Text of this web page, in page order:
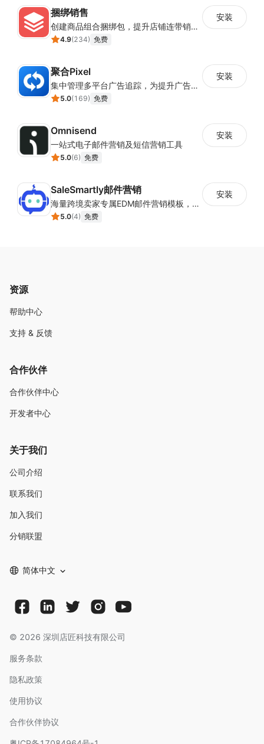
数据看板实时追踪进度与指标，支持单视频及链路追踪，支
持爆款监控与站内外预警
四、团队运维
人效管理，各大账号进度查看
管理看板团队视角高效监察人效数据，可查看各子账号沟
通、寄样、视频、追链4大维度的17项数据，生成员工月
成数据、以及周期性的工作成果，直观反映个人业务拓展节
奏与成果积累
五、企业资产
红人档案，数字资产沉淀
红人CRM-收藏夹提供列表式管理及分区统筹功能，红人档
案支持单个/批量/计划导入红人信息，可上传附件、自定义
红人营销专业团队9年经验赋能，从初期培训到未来规划全
程陪跑；9国TAP官方认证，累计合作客户GMV破百万
捆绑销售
创建商品组合捆绑包，提升店铺连带销售率
4.9(234) 免费
安装
聚合Pixel
集中管理多平台广告追踪，为提升广告ROAS与转化率提供数据基础
5.0(169) 免费
安装
Omnisend
一站式电子邮件营销及短信营销工具
5.0(6) 免费
安装
SaleSmartly邮件营销
海量跨境卖家专属EDM邮件营销模板，从邮件发送到下单全链路效果追踪，全生命周期触达用户触达。
5.0(4) 免费
安装
资源
帮助中心
支持 & 反馈
合作伙伴
合作伙伴中心
开发者中心
关于我们
公司介绍
联系我们
加入我们
分销联盟
简体中文
© 2026 深圳店匠科技有限公司
服务条款
隐私政策
使用协议
合作伙伴协议